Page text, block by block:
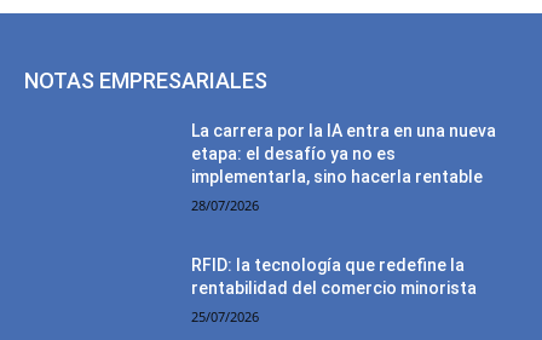
NOTAS EMPRESARIALES
La carrera por la IA entra en una nueva
etapa: el desafío ya no es
implementarla, sino hacerla rentable
28/07/2026
RFID: la tecnología que redefine la
rentabilidad del comercio minorista
25/07/2026